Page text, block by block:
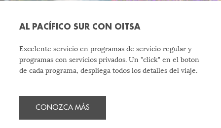
AL PACÍFICO SUR CON OITSA
Excelente servicio en programas de servicio regular y
programas con servicios privados. Un "click" en el boton
de cada programa, despliega todos los detalles del viaje.
CONOZCA MÁS